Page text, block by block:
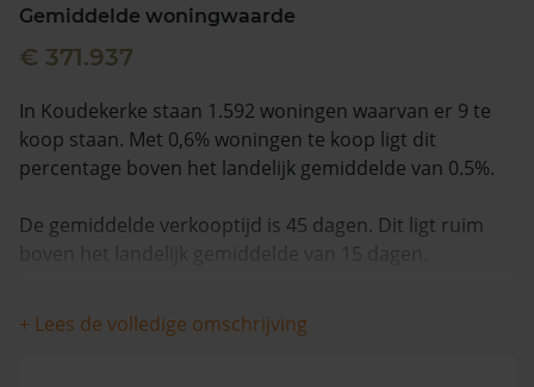
Maandag t/m vrijdag - 08:00 -18:00
Gemiddelde woningwaarde
€ 371.937
In Koudekerke staan 1.592 woningen waarvan er 9 te
koop staan. Met 0,6% woningen te koop ligt dit
percentage boven het landelijk gemiddelde van 0.5%.
De gemiddelde verkooptijd is 45 dagen. Dit ligt ruim
boven het landelijk gemiddelde van 15 dagen.
De gemiddelde huizenprijs is €728.833. De gemiddelde
vraagprijs is €728.833. In de afgelopen 12 maanden is
+ Lees de volledige omschrijving